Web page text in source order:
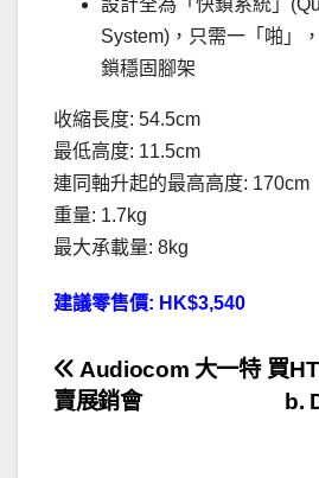
System)，只需一「啪」
鎖穩固腳架
收縮長度: 54.5cm
最低高度: 11.5cm
連同軸升起的最高高度: 170cm
重量: 1.7kg
最大承載量: 8kg
建議零售價: HK$3,540
文
章
買
b.
Audiocom 大一特
賣展銷會